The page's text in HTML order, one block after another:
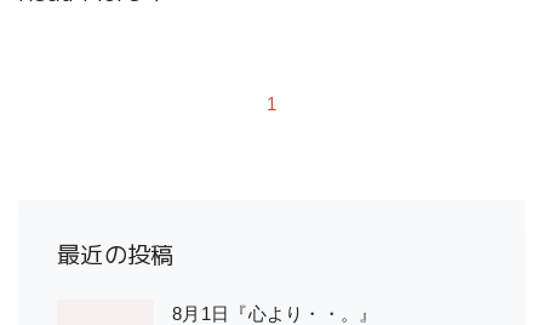
1
最近の投稿
8月1日『心より・・。』